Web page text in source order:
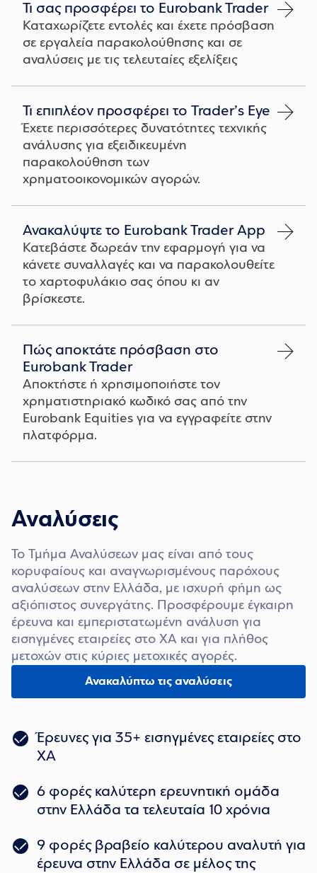
Τι σας προσφέρει το Eurobank Trader
Καταχωρίζετε εντολές και έχετε πρόσβαση
σε εργαλεία παρακολούθησης και σε
αναλύσεις με τις τελευταίες εξελίξεις
Τι επιπλέον προσφέρει το Trader’s Eye
Έχετε περισσότερες δυνατότητες τεχνικής
ανάλυσης για εξειδικευμένη
παρακολούθηση των
χρηματοοικονομικών αγορών.
Ανακαλύψτε το Eurobank Trader App
Κατεβάστε δωρεάν την εφαρμογή για να
κάνετε συναλλαγές και να παρακολουθείτε
το χαρτοφυλάκιο σας όπου κι αν
βρίσκεστε.
Πώς αποκτάτε πρόσβαση στο
Eurobank Trader
Αποκτήστε ή χρησιμοποιήστε τον
χρηματιστηριακό κωδικό σας από την
Eurobank Equities για να εγγραφείτε στην
πλατφόρμα.
Αναλύσεις
Το Τμήμα Αναλύσεων μας είναι από τους
κορυφαίους και αναγνωρισμένους παρόχους
αναλύσεων στην Ελλάδα, με ισχυρή φήμη ως
αξιόπιστος συνεργάτης. Προσφέρουμε έγκαιρη
έρευνα και εμπεριστατωμένη ανάλυση για
εισηγμένες εταιρείες στο ΧΑ και για πλήθος
μετοχών στις κύριες μετοχικές αγορές.
Ανακαλύπτω τις αναλύσεις
Έρευνες για 35+ εισηγμένες εταιρείες στο
ΧΑ
6 φορές καλύτερη ερευνητική ομάδα
στην Ελλάδα τα τελευταία 10 χρόνια
9 φορές βραβείο καλύτερου αναλυτή για
έρευνα στην Ελλάδα σε μέλος της